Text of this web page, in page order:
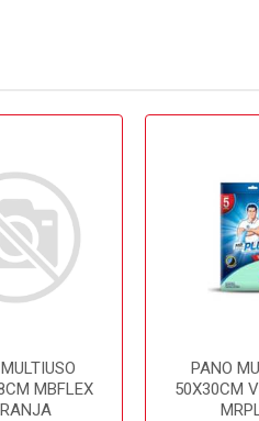
MBFLEX
PANO
50X30CM